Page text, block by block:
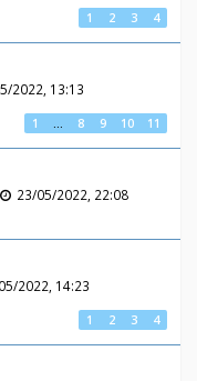
1 2 3 4
2022, 13:13
1 … 8 9 10 11
23/05/2022, 22:08
2022, 14:23
1 2 3 4